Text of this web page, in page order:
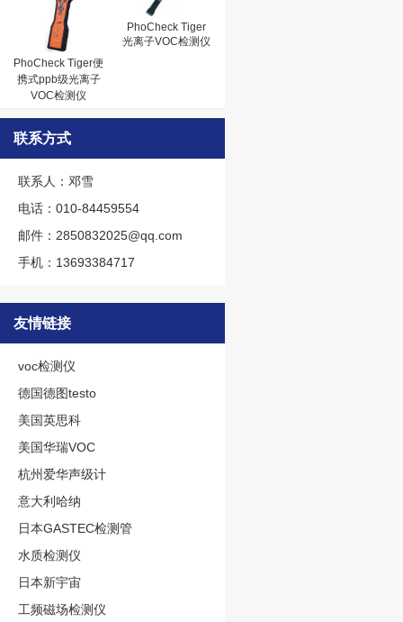
PhoCheck Tiger便
携式ppb级光离子
VOC检测仪
PhoCheck Tiger
光离子VOC检测仪
联系方式
联系人：邓雪
电话：010-84459554
邮件：2850832025@qq.com
手机：13693384717
友情链接
voc检测仪
德国德图testo
美国英思科
美国华瑞VOC
杭州爱华声级计
意大利哈纳
日本GASTEC检测管
水质检测仪
日本新宇宙
工频磁场检测仪